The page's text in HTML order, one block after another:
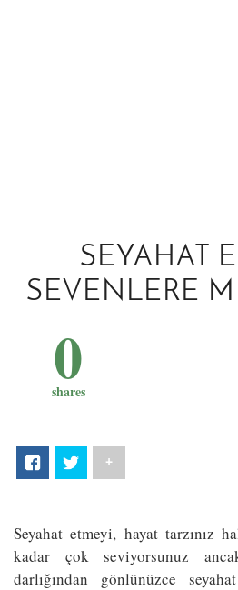
SEYAHAT
SEVENLERE
0
shares
+
Seyahat etmeyi, hayat tarzınız
kadar çok seviyorsunuz
darlığından gönlünüzce